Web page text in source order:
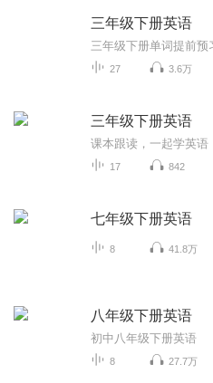
三年级下册英语
三年级下册单词提前预
27 3.6万
三年级下册英语
课本跟读，一起学英语
17 842
七年级下册英语
8 41.8万
八年级下册英语
初中八年级下册英语
8 27.7万